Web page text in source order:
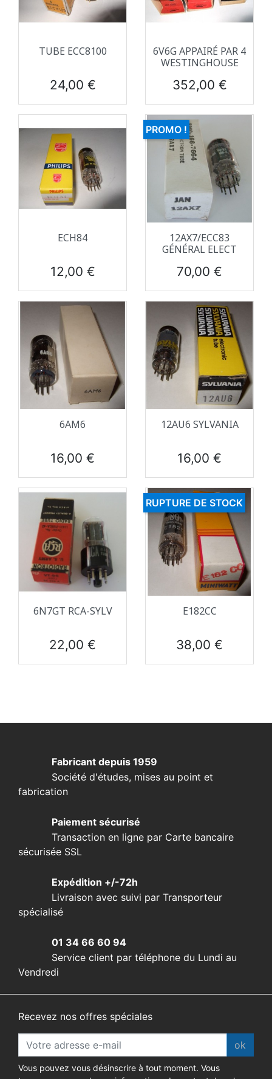
TUBE ECC8100
Prix
24,00 €
6V6G APPAIRÉ PAR 4
WESTINGHOUSE
Prix
352,00 €
ECH84
Prix
12,00 €
12AX7/ECC83
GÉNÉRAL ELECT
Prix
70,00 €
PROMO !
6AM6
Prix
16,00 €
12AU6 SYLVANIA
Prix
16,00 €
6N7GT RCA-SYLV
Prix
22,00 €
E182CC
Prix
38,00 €
RUPTURE DE STOCK
Fabricant depuis 1959
Société d'études, mises au point et
fabrication
Paiement sécurisé
Transaction en ligne par Carte bancaire
sécurisée SSL
Expédition +/-72h
Livraison avec suivi par Transporteur
spécialisé
01 34 66 60 94
Service client par téléphone du Lundi au
Vendredi
Recevez nos offres spéciales
ok
Vous pouvez vous désinscrire à tout moment. Vous